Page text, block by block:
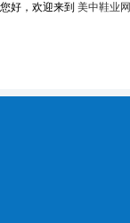
您好，欢迎来到 美中鞋业网